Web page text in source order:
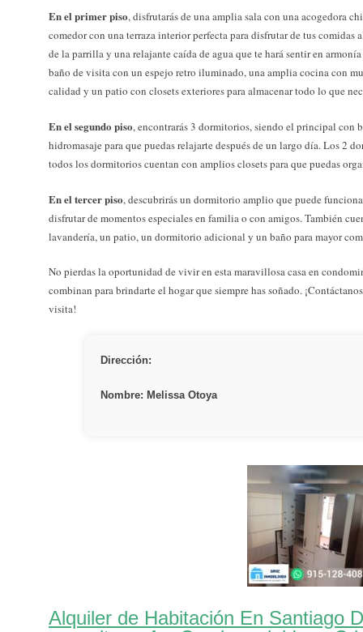
En el primer piso, disfrutarás de una amplia sala con una acogedora
comedor con una terraza interior perfecta para disfrutar de tus comidas
de la parrilla y una relajante caída de agua que te hará sentir en
baño de visita con un espejo retro iluminado, una amplia cocina con
calidad y un patio con closets exteriores para almacenar todo lo que
En el segundo piso, encontrarás 3 dormitorios, siendo el principal con
hidromasaje para que puedas relajarte después de un largo día. Los 2
todos los dormitorios cuentan con amplios closets para que puedas
En el tercer piso, descubrirás un dormitorio amplio que puede
disfrutar de momentos especiales en familia o con amigos. También
lavandería, un patio, un dormitorio adicional y un baño para mayor
No pierdas la oportunidad de vivir en esta maravillosa casa en
combinan para brindarte el hogar que siempre has soñado.
visita!
Dirección:
Nombre: Melissa Otoya
Alquiler de Habitación En Santiago